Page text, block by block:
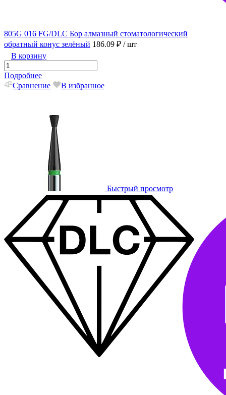
805G 016 FG/DLC Бор алмазный стоматологический
обратный конус зелёный 186.09 ₽ / шт
В корзину
Подробнее
Сравнение
В избранное
Быстрый просмотр